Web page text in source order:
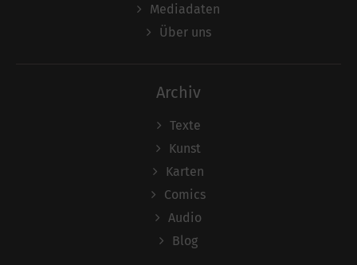
Mediadaten
Über uns
Archiv
Texte
Kunst
Karten
Comics
Audio
Blog